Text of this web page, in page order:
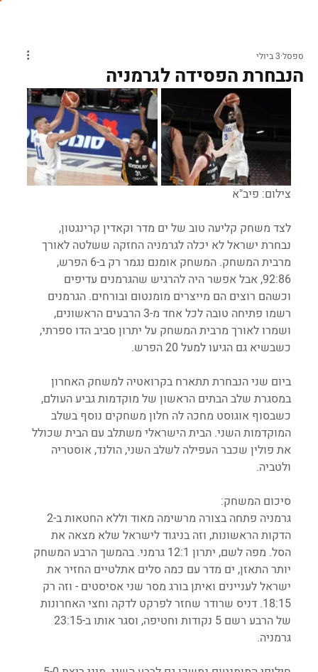
הנבחרת הפסידה לגרמניה
ספסל 3 ביולי
צילום: פיב"א
לצד משחק קליעה טוב של ים מדר וקאדין קרינגטון,
נבחרת ישראל לא יכלה לגרמניה החזקה ששלטה לאורך
מרבית המשחק. המשחק אומנם נגמר רק ב-6 הפרש,
92:86, אבל אפשר היה להרגיש שהגרמנים עדיפים
וכשהם רוצים הם מייצרים מומנטום ובורחים. הגרמנים
רשמו פתיחה טובה לכל אחד מ-3 הרבעים הראשונים,
ושמרו לאורך מרבית המשחק על יתרון סביב הדו ספרתי,
כשבשיא גם הגיעו למעל 20 הפרש.
ביום שני הנבחרת תתארח בקרואטיה למשחק האחרון
במסגרת שלב הבתים הראשון של מוקדמות גביע העולם,
כשבסוף אוגוסט מחכה לה חלון משחקים נוסף בשלב
המוקדמות השני. הבית הישראלי משתלב עם הבית שכולל
את פולין שכבר העפילה לשלב השני, הולנד, אוסטריה
ולטביה.
סיכום המשחק:
הדקות הראשונות, וזה בניגוד לישראל שלא מצאה את
הסל. מפה לשם, יתרון 12:1 גרמני. בהמשך הרבע המשחק
יותר התאזן, ים מדר עם כמה סלים אתלטיים החזיר את
ישראל לעניינים ואיתן בורג מסר שני אסיסטים - וזה רק
18:15. דניס שרודר שחזר לפרקט לדקה וחצי האחרונות
גרמניה.